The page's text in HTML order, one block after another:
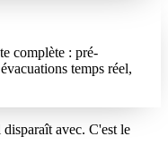
complète : pré-
temps réel,
avec. C'est le